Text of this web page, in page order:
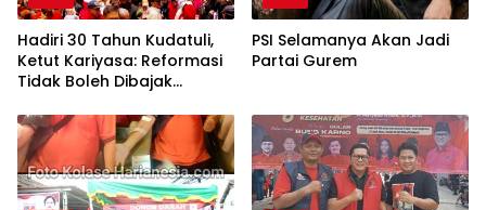
Hadiri 30 Tahun Kudatuli,
Ketut Kariyasa: Reformasi
Tidak Boleh Dibajak
PSI Selamanya Akan Jadi
Partai Gurem